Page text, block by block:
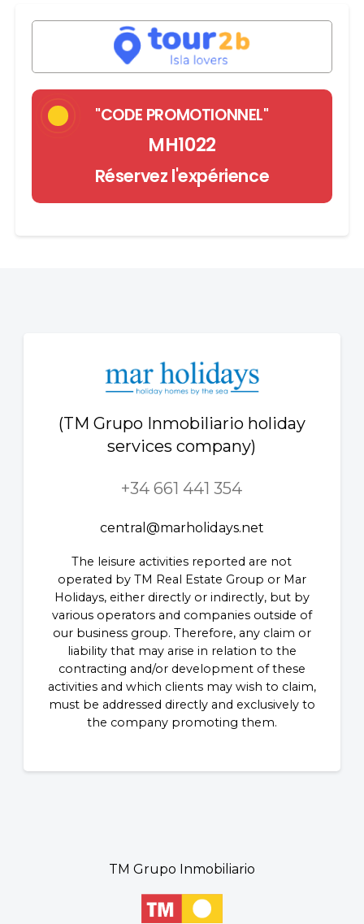
"CODE PROMOTIONNEL"
MH1022
Réservez l'expérience
(TM Grupo Inmobiliario holiday
services company)
+34 661 441 354
central@marholidays.net
The leisure activities reported are not
operated by TM Real Estate Group or Mar
Holidays, either directly or indirectly, but by
various operators and companies outside of
our business group. Therefore, any claim or
liability that may arise in relation to the
contracting and/or development of these
activities and which clients may wish to claim,
must be addressed directly and exclusively to
the company promoting them.
TM Grupo Inmobiliario